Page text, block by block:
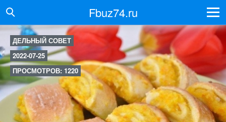
Fbuz74.ru
ДЕЛЬНЫЙ СОВЕТ
2022-07-25
ПРОСМОТРОВ: 1220